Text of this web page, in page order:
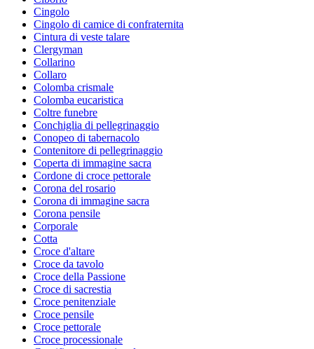
Cingolo
Cingolo di camice di confraternita
Cintura di veste talare
Clergyman
Collarino
Collaro
Colomba crismale
Colomba eucaristica
Coltre funebre
Conchiglia di pellegrinaggio
Conopeo di tabernacolo
Contenitore di pellegrinaggio
Coperta di immagine sacra
Cordone di croce pettorale
Corona del rosario
Corona di immagine sacra
Corona pensile
Corporale
Cotta
Croce d'altare
Croce da tavolo
Croce della Passione
Croce di sacrestia
Croce penitenziale
Croce pensile
Croce pettorale
Croce processionale